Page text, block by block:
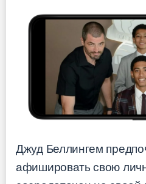
Джуд Беллингем
афишировать свою